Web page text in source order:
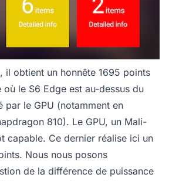
il obtient un honnête 1695 points
où le S6 Edge est au-dessus du
par le GPU (notamment en
810). Le GPU, un Mali-
capable. Ce dernier réalise ici un
Nous nous posons
de la différence de puissance